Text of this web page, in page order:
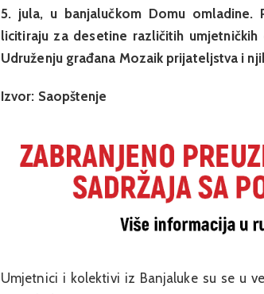
5. jula, u banjalučkom Domu
licitiraju za desetine različitih
Udruženju građana Mozaik prijateljstva i
Izvor: Saopštenje
Umjetnici i kolektivi iz Banjaluke su se u